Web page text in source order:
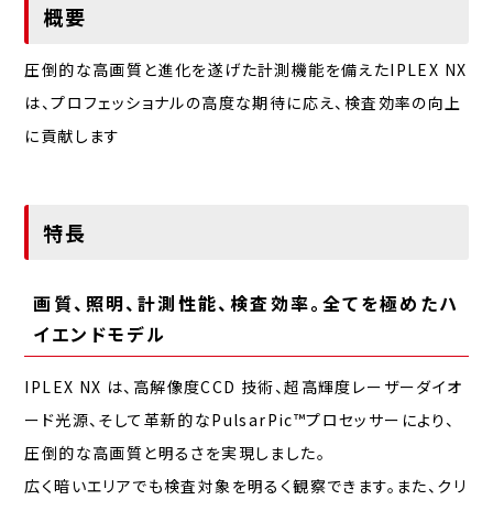
概要
圧倒的な高画質と進化を遂げた計測機能を備えたIPLEX NX
は、プロフェッショナルの高度な期待に応え、検査効率の向上
に貢献します
特長
画質、照明、計測性能、検査効率。全てを極めたハ
イエンドモデル
IPLEX NX は、高解像度CCD 技術、超高輝度レーザーダイオ
ード光源、そして革新的なPulsarPic™プロセッサーにより、
圧倒的な高画質と明るさを実現しました。
広く暗いエリアでも検査対象を明るく観察できます。また、クリ